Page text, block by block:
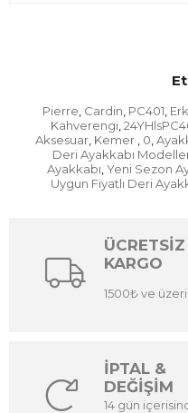
Pierre Cardin PC401
Kahverengi,
Aksesuar Kemer 0
Deri Ayakkabı
Ayakkabı Yeni Sezon
Uygun Fiyatlı Deri
ÜCRETSİZ
KARGO
1500₺ ve
İPTAL &
DEĞİŞİM
14 gün